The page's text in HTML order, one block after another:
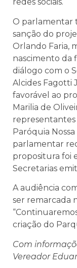
redes sociais.
O parlamentar
sanção do
Orlando Faria,
nascimento da
diálogo com o
Alcides Fagotti
favorável ao
Marilia de
Paróquia
parlamentar
propositura foi
Secretarias
A audiência
ser remarcada
criação do
Com
Vereador